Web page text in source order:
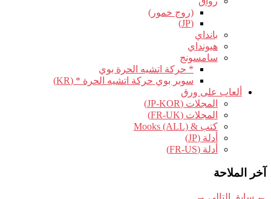
(روج خمور)
(JP)
بانداي
هيونداي
سامسونج
* حركة اتشيه الحرة بوي
سوبر بوي حركة اتشيه الحرة * (KR)
ألعاب على ورق
المجلات (JP-KOR)
المجلات (FR-UK)
كتب & Mooks (ALL)
أدلة (JP)
أدلة (FR-US)
آخر الملاحة
← سابق التالي →